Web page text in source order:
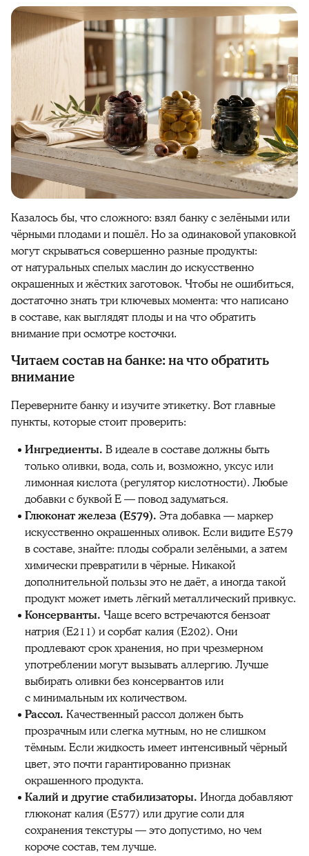
Казалось бы, что сложного: взял банку с зелёными или
чёрными плодами и пошёл. Но за одинаковой упаковкой
могут скрываться совершенно разные продукты:
от натуральных спелых маслин до искусственно
окрашенных и жёстких заготовок. Чтобы не ошибиться,
достаточно знать три ключевых момента: что написано
в составе, как выглядят плоды и на что обратить
внимание при осмотре косточки.
Читаем состав на банке: на что обратить
внимание
Переверните банку и изучите этикетку. Вот главные
пункты, которые стоит проверить:
Ингредиенты. В идеале в составе должны быть
только оливки, вода, соль и, возможно, уксус или
лимонная кислота (регулятор кислотности). Любые
добавки с буквой E — повод задуматься.
Глюконат железа (E579). Эта добавка — маркер
искусственно окрашенных оливок. Если видите E579
в составе, знайте: плоды собрали зелёными, а затем
химически превратили в чёрные. Никакой
дополнительной пользы это не даёт, а иногда такой
продукт может иметь лёгкий металлический привкус.
Консерванты. Чаще всего встречаются бензоат
натрия (E211) и сорбат калия (E202). Они
продлевают срок хранения, но при чрезмерном
употреблении могут вызывать аллергию. Лучше
выбирать оливки без консервантов или
с минимальным их количеством.
Рассол. Качественный рассол должен быть
прозрачным или слегка мутным, но не слишком
тёмным. Если жидкость имеет интенсивный чёрный
цвет, это почти гарантированно признак
окрашенного продукта.
Калий и другие стабилизаторы. Иногда добавляют
глюконат калия (E577) или другие соли для
сохранения текстуры — это допустимо, но чем
короче состав, тем лучше.